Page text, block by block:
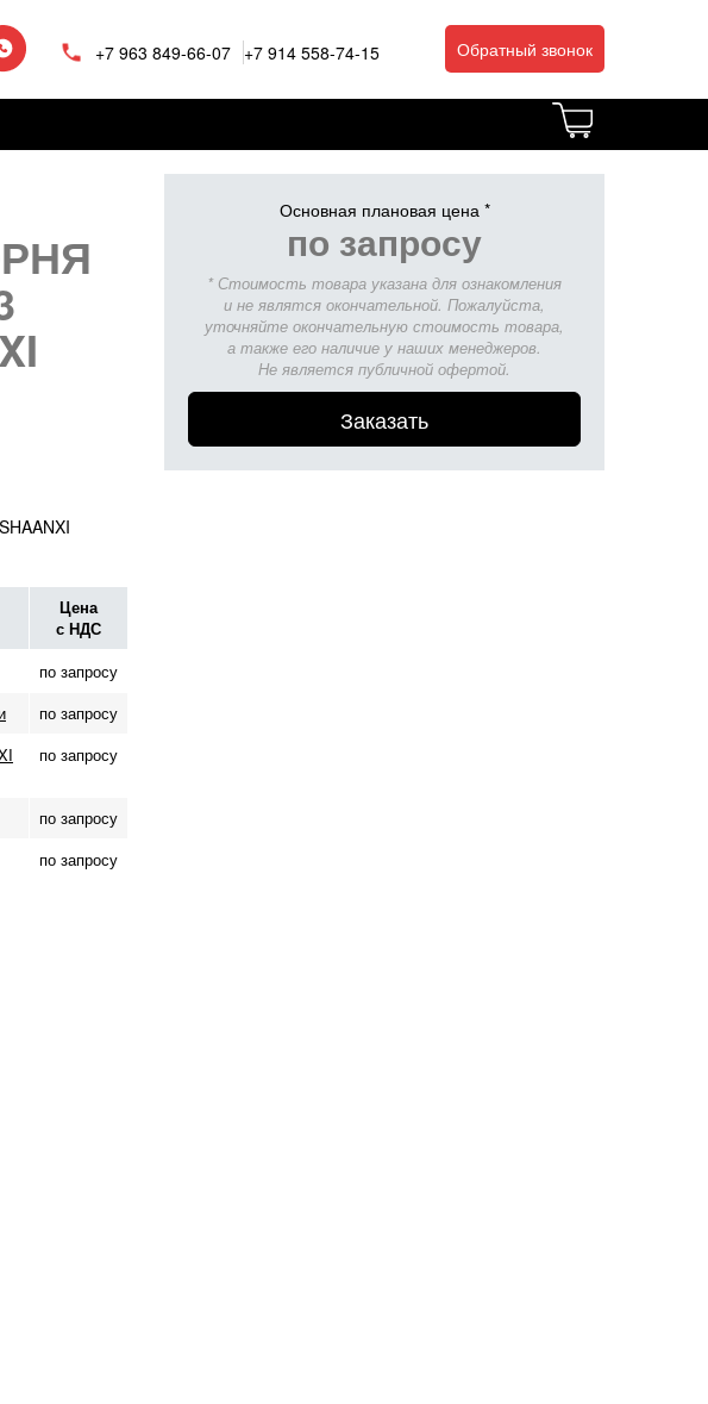
+7 963 849-66-07 +7 914 558-74-15 Обратный звонок
Цена
с НДС
по запросу
по запросу
по запросу
по запросу
по запросу
Основная плановая цена *
по запросу
* Стоимость товара указана для ознакомления
и не являтся окончательной. Пожалуйста,
уточняйте окончательную стоимость товара,
а также его наличие у наших менеджеров.
Не является публичной офертой.
Заказать